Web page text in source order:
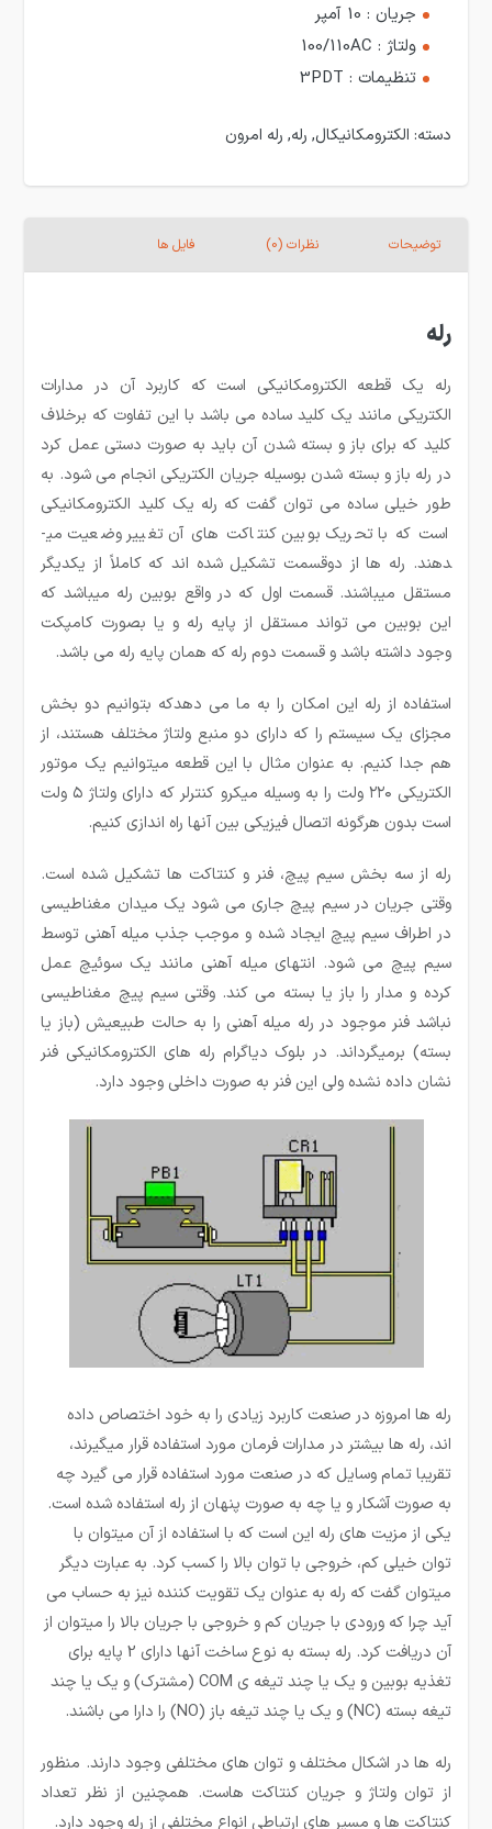
جریان : 10 آمپر
ولتاژ : 100/110AC
تنظیمات : 3PDT
دسته: الکترومکانیکال, رله, رله امرون
توضیحات نظرات (0) فایل ها
رله
رله یک قطعه الکترومکانیکی است که کاربرد آن در مدارات
الکتریکی مانند یک کلید ساده می باشد با این تفاوت که برخلاف
کلید که برای باز و بسته شدن آن باید به صورت دستی عمل کرد
در رله باز و بسته شدن بوسیله جریان الکتریکی انجام می شود. به
طور خیلی ساده می ­توان گفت که رله یک کلید الکترومکانیکی
است که با تحریک بوبین کنتاکت های آن تغییر وضعیت می­
دهند. رله ها از دوقسمت تشکیل شده ­اند که کاملاً از یکدیگر
مستقل می­باشند. قسمت اول که در واقع بوبین رله می­باشد که
این بوبین می تواند مستقل از پایه رله و یا بصورت کامپکت
وجود داشته باشد و قسمت دوم رله که همان پایه رله می ­باشد.
استفاده از رله این امکان را به ما می دهدکه بتوانیم دو بخش
مجزای یک سیستم را که دارای دو منبع ولتاژ مختلف هستند، از
هم جدا کنیم. به عنوان مثال با این قطعه میتوانیم یک موتور
الکتریکی ۲۲۰ ولت را به وسیله میکرو کنترلر که دارای ولتاژ ۵ ولت
است بدون هرگونه اتصال فیزیکی بین آنها راه اندازی کنیم.
رله از سه بخش سیم پیچ، فنر و کنتاکت ها تشکیل شده است.
وقتی جریان در سیم پیچ جاری می شود یک میدان مغناطیسی
در اطراف سیم پیچ ایجاد شده و موجب جذب میله آهنی توسط
سیم پیچ می شود. انتهای میله آهنی مانند یک سوئیچ عمل
کرده و مدار را باز یا بسته می کند. وقتی سیم پیچ مغناطیسی
نباشد فنر موجود در رله میله آهنی را به حالت طبیعیش (باز یا
بسته) برمیگرداند. در بلوک دیاگرام رله های الکترومکانیکی فنر
نشان داده نشده ولی این فنر به صورت داخلی وجود دارد.
رله ها امروزه در صنعت کاربرد زیادی را به خود اختصاص داده
اند، رله ­ها بیشتر در مدارات فرمان مورد استفاده قرار می­گیرند،
تقریبا تمام وسایل که در صنعت مورد استفاده قرار می گیرد چه
به صورت آشکار و یا چه به صورت پنهان از رله استفاده شده است.
یکی از مزیت­ های رله این است که با استفاده از آن میتوان با
توان خیلی کم، خروجی با توان بالا را کسب کرد. به عبارت دیگر
می­توان گفت که رله به عنوان یک تقویت کننده نیز به حساب می
آید چرا که ورودی با جریان کم و خروجی با جریان بالا را میتوان از
آن دریافت کرد. رله بسته به نوع ساخت آنها دارای 2 پایه برای
تغذیه بوبین و یک یا چند تیغه ی COM (مشترک) و یک یا چند
تیغه بسته (NC) و یک یا چند تیغه باز (NO) را دارا می باشند.
رله ها در اشکال مختلف و توان های مختلفی وجود دارند. منظور
از توان ولتاژ و جریان کنتاکت هاست. همچنین از نظر تعداد
کنتاکت ها و مسیر های ارتباطی انواع مختلفی از رله وجود دارد.